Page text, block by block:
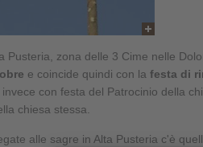
Pusteria, zona delle 3 Cime nelle
e coincide quindi con la festa di
con festa del Patrocinio della
chiesa stessa.
alle sagre in Alta Pusteria c'è